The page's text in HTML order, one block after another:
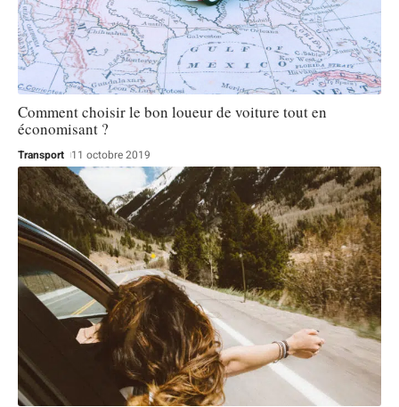
Comment choisir le bon loueur de voiture tout en
économisant ?
Transport 11 octobre 2019